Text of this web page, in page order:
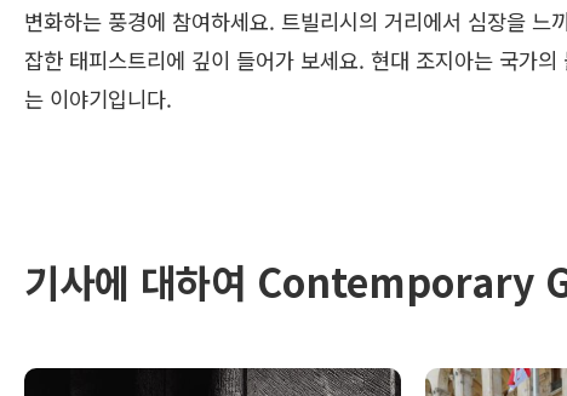
변화하는 풍경에 참여하세요. 트빌리시의 거리에서 심장을
잡한 태피스트리에 깊이 들어가 보세요. 현대 조지아는 국가
는 이야기입니다.
기사에 대하여 Contemporary